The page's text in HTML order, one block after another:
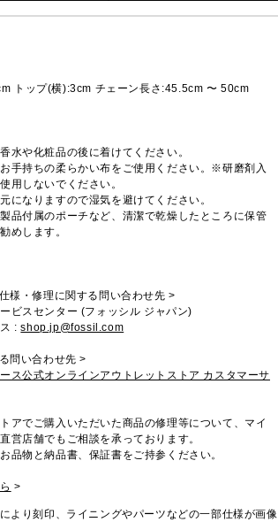
トップ(横):3cm チェーン長さ:45.5cm 〜 50cm
水や化粧品の後に着けてください。
手持ちの柔らかい布をご使用ください。※研磨剤入
用しないでください。
になりますので湿気を避けてください。
品付属のポーチなど、清潔で乾燥したところに保管
めします。
様・修理に関する問い合わせ先 >
ビスセンター (フォッシル ジャパン)
ス :shop.jp@fossil.com
問い合わせ先 >
ス公式オンラインアウトレットストア カスタマーサ
アでご購入いただいた商品の修理等について、マイ
営店舗でもご相談を承っております。
品物と納品書、保証書をご持参ください。
>
より刻印、ライニングやパーツなどの一部仕様が画像